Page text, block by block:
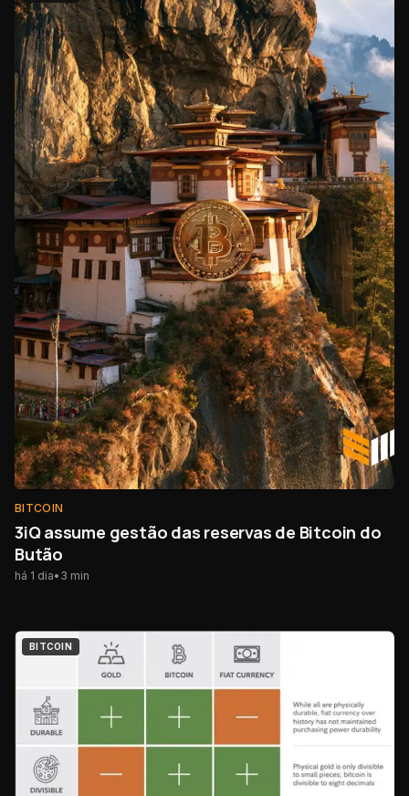
BITCOIN
3iQ assume gestão das reservas de Bitcoin do
Butão
há 1 dia• 3 min
BITCOIN